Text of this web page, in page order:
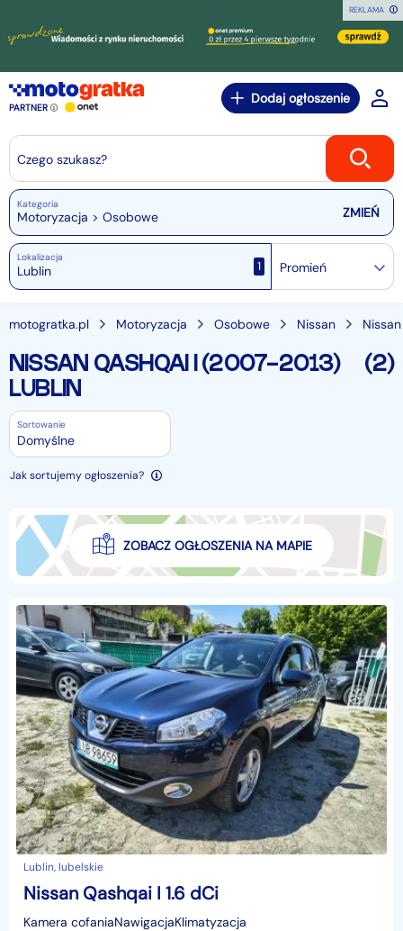
REKLAMA
PARTNER
Dodaj ogłoszenie
Czego szukasz?
Kategoria
Motoryzacja > Osobowe
Lokalizacja
1 Promień
motogratka.pl Motoryzacja Osobowe Nissan
NISSAN QASHQAI I (2007-2013)
LUBLIN
(2)
Sortowanie
Domyślne
Jak sortujemy ogłoszenia?
ZOBACZ OGŁOSZENIA NA MAPIE
Lublin, lubelskie
Nissan Qashqai I 1.6 dCi
Kamera cofaniaNawigacjaKlimatyzacja